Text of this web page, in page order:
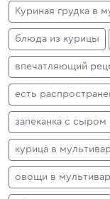
Куриная грудка в
блюда из курицы
впечатляющий
есть
запеканка с сыром
курица в
овощи в